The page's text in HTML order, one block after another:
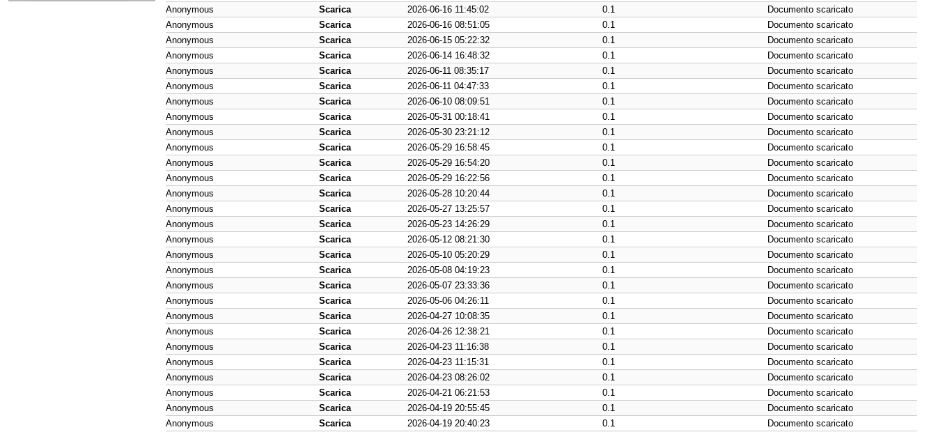
Anonymous
Scarica 2026-06-16 11:45:02 0.1
Documento scaricato
Anonymous
Scarica 2026-06-16 08:51:05 0.1
Documento scaricato
Anonymous
Scarica 2026-06-15 05:22:32 0.1
Documento scaricato
Anonymous
Scarica 2026-06-14 16:48:32 0.1
Documento scaricato
Anonymous
Scarica 2026-06-11 08:35:17 0.1
Documento scaricato
Anonymous
Scarica 2026-06-11 04:47:33 0.1
Documento scaricato
Anonymous
Scarica 2026-06-10 08:09:51 0.1
Documento scaricato
Anonymous
Scarica 2026-05-31 00:18:41 0.1
Documento scaricato
Anonymous
Scarica 2026-05-30 23:21:12 0.1
Documento scaricato
Anonymous
Scarica 2026-05-29 16:58:45 0.1
Documento scaricato
Anonymous
Scarica 2026-05-29 16:54:20 0.1
Documento scaricato
Anonymous
Scarica 2026-05-29 16:22:56 0.1
Documento scaricato
Anonymous
Scarica 2026-05-28 10:20:44 0.1
Documento scaricato
Anonymous
Scarica 2026-05-27 13:25:57 0.1
Documento scaricato
Anonymous
Scarica 2026-05-23 14:26:29 0.1
Documento scaricato
Anonymous
Scarica 2026-05-12 08:21:30 0.1
Documento scaricato
Anonymous
Scarica 2026-05-10 05:20:29 0.1
Documento scaricato
Anonymous
Scarica 2026-05-08 04:19:23 0.1
Documento scaricato
Anonymous
Scarica 2026-05-07 23:33:36 0.1
Documento scaricato
Anonymous
Scarica 2026-05-06 04:26:11 0.1
Documento scaricato
Anonymous
Scarica 2026-04-27 10:08:35 0.1
Documento scaricato
Anonymous
Scarica 2026-04-26 12:38:21 0.1
Documento scaricato
Anonymous
Scarica 2026-04-23 11:16:38 0.1
Documento scaricato
Anonymous
Scarica 2026-04-23 11:15:31 0.1
Documento scaricato
Anonymous
Scarica 2026-04-23 08:26:02 0.1
Documento scaricato
Anonymous
Scarica 2026-04-21 06:21:53 0.1
Documento scaricato
Anonymous
Scarica 2026-04-19 20:55:45 0.1
Documento scaricato
Anonymous
Scarica 2026-04-19 20:40:23 0.1
Documento scaricato